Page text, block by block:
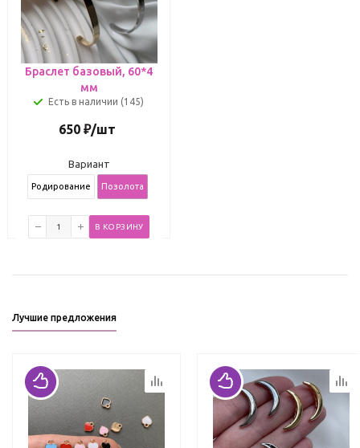
Браслет базовый, 60*4
мм
Есть в наличии (145)
650 ₽/шт
Вариант
Родирование Позолота
В КОРЗИНУ
Лучшие предложения